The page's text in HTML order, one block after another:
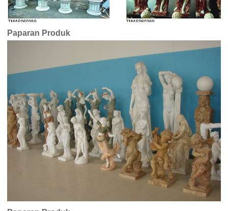
Paparan Produk